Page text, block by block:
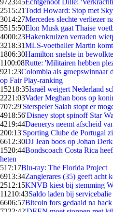
9723:45Echtgenoot Dille:
2515:21Todd Howard: Stop met
3014:27Mercedes slechte verliezer
5515:50Elon Musk gaat Thaise
4000:23Hakenkruizen verraden
3218:31MLS-voetballer Martin
1806:30Hamilton snelste in
1100:08Rutte: 'Militairen hebben
921:23Colombia als groepswinnaar
op Fair Play-ranking
15218:35Israël weigert Nederland
2221:03Vader Meghan boos op
707:29'Sterspeler Salah stopt er
4918:56'Disney stopt spinoff Star
4219:44Daenerys neemt afscheid
200:13'Sporting Clube de Portugal
6612:30DJ Jean boos op Johan
1520:44Bondscoach Costa Rica
heten
517:17Blu-ray: The Florida Project
6913:34Zanglerares (35) geeft acht
2512:15KNVB kiest bij stemming
11210:43Saldo laden bij
6606:57Bitcoin fors gedaald na